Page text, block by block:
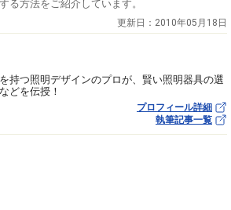
る方法をご紹介しています。
更新日： 2010年05月18日
持つ照明デザインのプロが、賢い照明器具の選
どを伝授！
プロフィール詳細
執筆記事一覧